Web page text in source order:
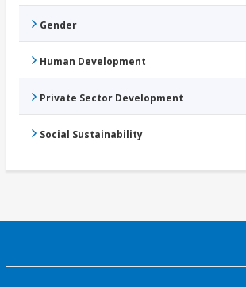
Gender
Human Development
Private Sector Development
Social Sustainability